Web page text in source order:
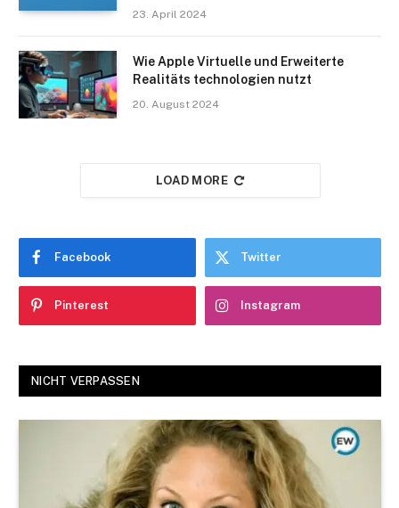
23. April 2024
Wie Apple Virtuelle und Erweiterte
Realitäts technologien nutzt
20. August 2024
LOAD MORE
Facebook Twitter
Pinterest Instagram
NICHT VERPASSEN